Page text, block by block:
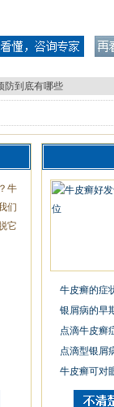
防到底有哪些
牛
们
它
牛皮癣的症
银屑病的早
点滴牛皮癣
点滴型银屑
牛皮癣可对